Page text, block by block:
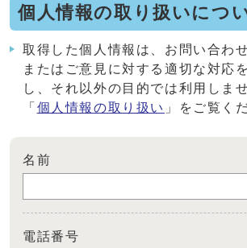
個人情報の取り扱いにつ
取得した個人情報は、お問い合わ
またはご意見に対する適切な対応
し、それ以外の目的では利用しま
「 個人情報の取り扱い 」をご覧く
名前
電話番号